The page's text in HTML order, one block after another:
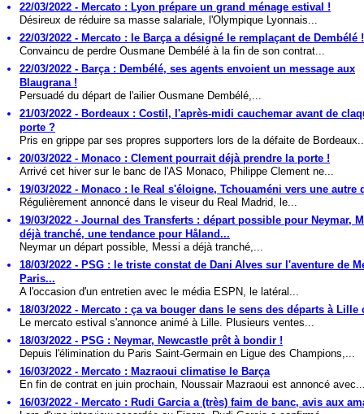
22/03/2022 - Mercato : Lyon prépare un grand ménage estival !
Désireux de réduire sa masse salariale, l'Olympique Lyonnais...
22/03/2022 - Mercato : le Barça a désigné le remplaçant de Dembélé !
Convaincu de perdre Ousmane Dembélé à la fin de son contrat...
22/03/2022 - Barça : Dembélé, ses agents envoient un message aux
Blaugrana !
Persuadé du départ de l'ailier Ousmane Dembélé,...
21/03/2022 - Bordeaux : Costil, l'après-midi cauchemar avant de
porte ?
Pris en grippe par ses propres supporters lors de la défaite de
20/03/2022 - Monaco : Clement pourrait déjà prendre la porte !
Arrivé cet hiver sur le banc de l'AS Monaco, Philippe Clement ne...
19/03/2022 - Monaco : le Real s'éloigne, Tchouaméni vers une autre
Régulièrement annoncé dans le viseur du Real Madrid, le...
19/03/2022 - Journal des Transferts : départ possible pour Neymar,
déjà tranché, une tendance pour Håland...
Neymar un départ possible, Messi a déjà tranché,...
18/03/2022 - PSG : le triste constat de Dani Alves sur l'aventure de
Paris...
A l'occasion d'un entretien avec le média ESPN, le latéral...
18/03/2022 - Mercato : ça va bouger dans le sens des départs à Lille
Le mercato estival s'annonce animé à Lille. Plusieurs ventes...
18/03/2022 - PSG : Neymar, Newcastle prêt à bondir !
Depuis l'élimination du Paris Saint-Germain en Ligue des Champions,...
16/03/2022 - Mercato : Mazraoui climatise le Barça
En fin de contrat en juin prochain, Noussair Mazraoui est annoncé
16/03/2022 - Mercato : Rudi Garcia a (très) faim de banc, avis aux